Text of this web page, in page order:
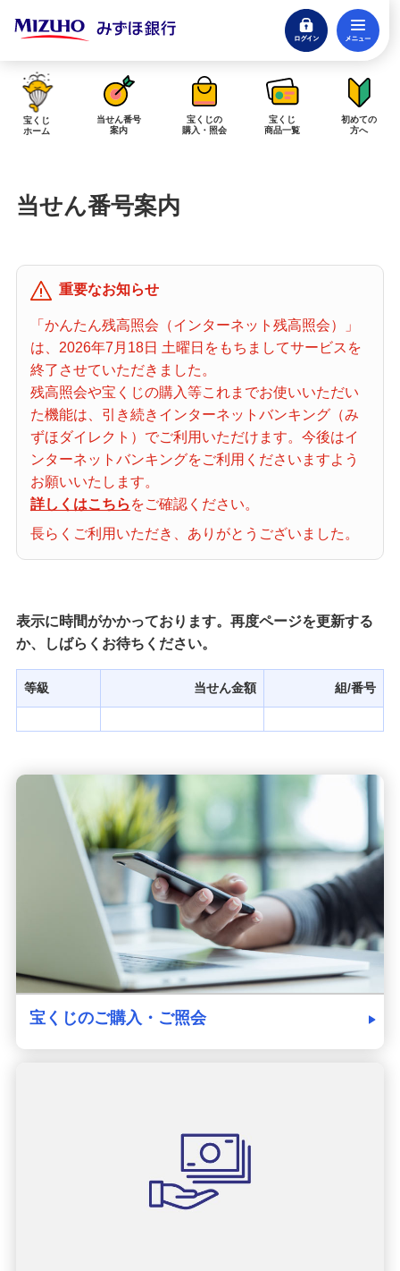
ログイン
閉じる
みずほダイレクトログイン
当せん金の受取方法について
購入した宝くじの確認方法について
「代金が引き落としされない」「購入明細に表示されない」にお答えしま
す。
宝くじホーム
当せん番号案内
宝くじの購入・照会
宝くじ商品一覧
初めての方へ
みずほ銀行店舗・ATM
発売スケジュール
みずほ銀行について
宝くじ
ホーム
当せん番号
案内
宝くじの
購入・照会
宝くじ
商品一覧
初めての
方へ
当せん番号案内
重要なお知らせ
「かんたん残高照会（インターネット残高照会）」
は、2026年7月18日 土曜日をもちましてサービスを
終了させていただきました。
残高照会や宝くじの購入等これまでお使いいただい
た機能は、引き続きインターネットバンキング（み
ずほダイレクト）でご利用いただけます。今後はイ
ンターネットバンキングをご利用くださいますよう
お願いいたします。
詳しくはこちら をご確認ください。
長らくご利用いただき、ありがとうございました。
表示に時間がかかっております。再度ページを更新する
か、しばらくお待ちください。
等級 当せん金額 組/番号
宝くじのご購入・ご照会